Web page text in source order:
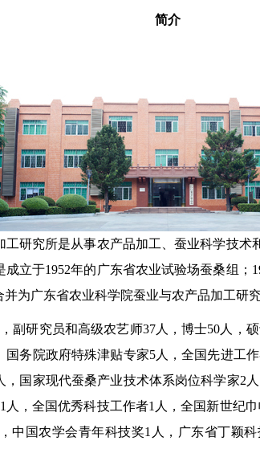
简介
究所是从事农产品加工、蚕业科学技术
立于1952年的广东省农业试验场蚕桑组；
为广东省农业科学院蚕业与农产品加工研究
研究员和高级农艺师37人，博士50人，
务院政府特殊津贴专家5人，全国先进工
国家现代蚕桑产业技术体系岗位科学家2
，全国优秀科技工作者1人，全国新世纪
中国农学会青年科技奖1人，广东省丁颖